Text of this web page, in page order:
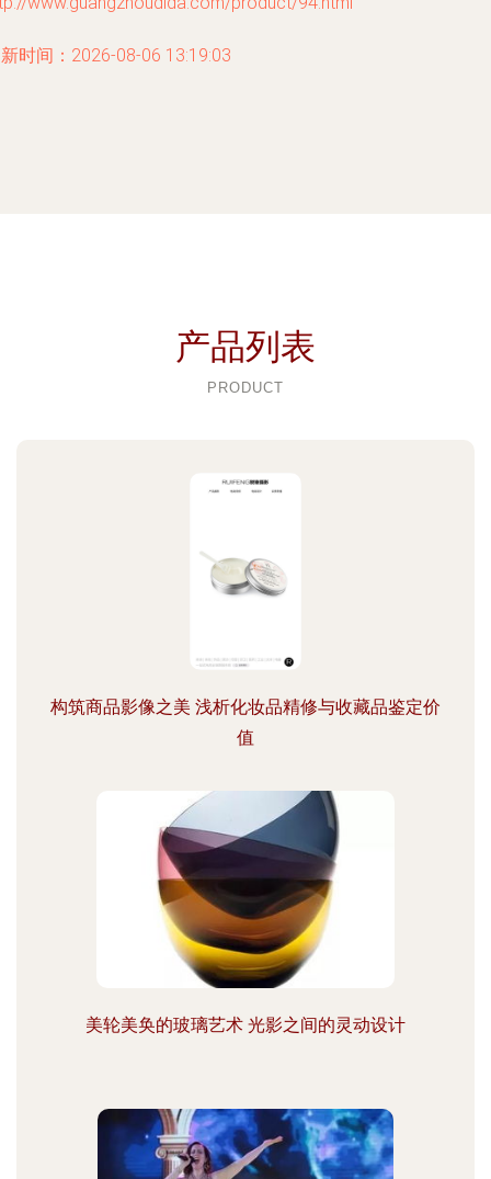
时间：2026-08-06 13:19:03
产品列表
PRODUCT
构筑商品影像之美 浅析化妆品精修与收藏品鉴定价
值
美轮美奂的玻璃艺术 光影之间的灵动设计